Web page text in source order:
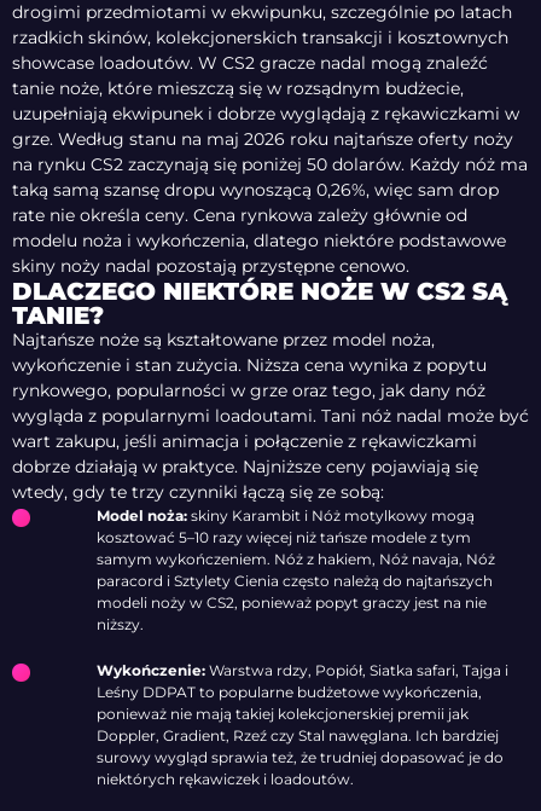
drogimi przedmiotami w ekwipunku, szczególnie po latach
rzadkich skinów, kolekcjonerskich transakcji i kosztownych
showcase loadoutów. W CS2 gracze nadal mogą znaleźć
tanie noże, które mieszczą się w rozsądnym budżecie,
uzupełniają ekwipunek i dobrze wyglądają z rękawiczkami w
grze. Według stanu na maj 2026 roku najtańsze oferty noży
na rynku CS2 zaczynają się poniżej 50 dolarów. Każdy nóż ma
taką samą szansę dropu wynoszącą 0,26%, więc sam drop
rate nie określa ceny. Cena rynkowa zależy głównie od
modelu noża i wykończenia, dlatego niektóre podstawowe
skiny noży nadal pozostają przystępne cenowo.
DLACZEGO NIEKTÓRE NOŻE W CS2 SĄ
TANIE?
Najtańsze noże są kształtowane przez model noża,
wykończenie i stan zużycia. Niższa cena wynika z popytu
rynkowego, popularności w grze oraz tego, jak dany nóż
wygląda z popularnymi loadoutami. Tani nóż nadal może być
wart zakupu, jeśli animacja i połączenie z rękawiczkami
dobrze działają w praktyce. Najniższe ceny pojawiają się
wtedy, gdy te trzy czynniki łączą się ze sobą:
Model noża: skiny Karambit i Nóż motylkowy mogą
kosztować 5–10 razy więcej niż tańsze modele z tym
samym wykończeniem. Nóż z hakiem, Nóż navaja, Nóż
paracord i Sztylety Cienia często należą do najtańszych
modeli noży w CS2, ponieważ popyt graczy jest na nie
niższy.
Wykończenie: Warstwa rdzy, Popiół, Siatka safari, Tajga i
Leśny DDPAT to popularne budżetowe wykończenia,
ponieważ nie mają takiej kolekcjonerskiej premii jak
Doppler, Gradient, Rzeź czy Stal nawęglana. Ich bardziej
surowy wygląd sprawia też, że trudniej dopasować je do
niektórych rękawiczek i loadoutów.